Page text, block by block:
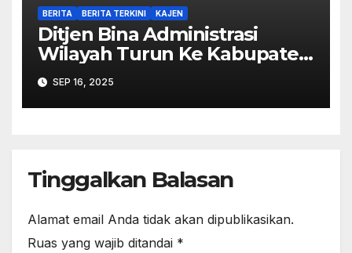
BERITA BERITA TERKINI KAJEN
Ditjen Bina Administrasi
Wilayah Turun Ke Kabupaten
Pekalongan Perkuat
Stabilitas
SEP 16, 2025
Tinggalkan Balasan
Alamat email Anda tidak akan dipublikasikan.
Ruas yang wajib ditandai *